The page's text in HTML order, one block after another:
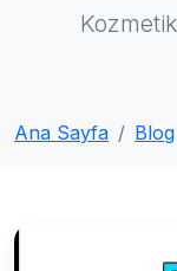
Ana Sayfa Blog